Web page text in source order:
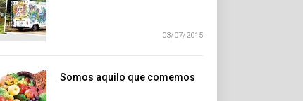
03/07/2015
Somos aquilo que comemos